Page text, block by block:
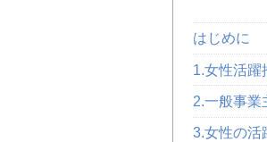
はじめに
1.女性活躍
2.一般事業
3.女性の活